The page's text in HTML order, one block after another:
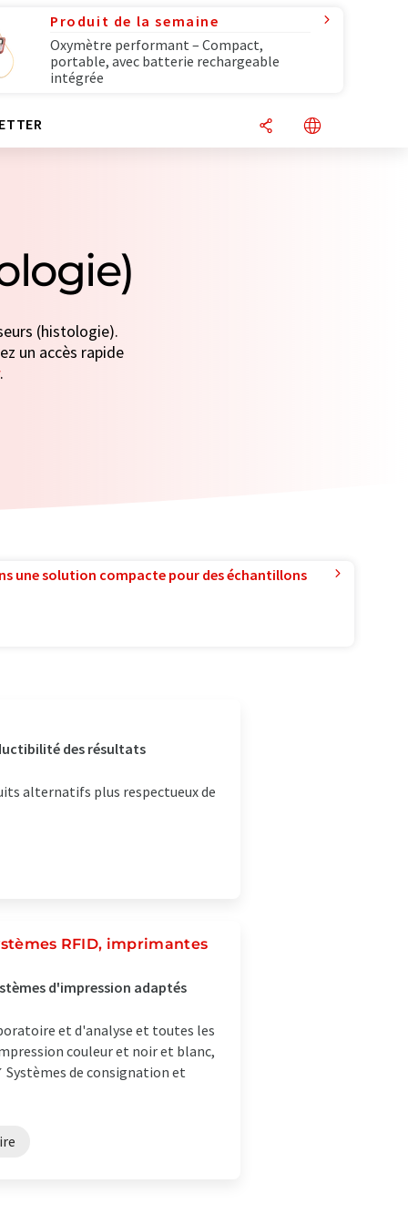
Produit de la semaine
Oxymètre performant – Compact,
portable, avec batterie rechargeable
intégrée
(histologie).
un accès rapide
.
une solution compacte pour des échantillons
des résultats
alternatifs plus respectueux de
RFID, imprimantes
d'impression adaptés
et d'analyse et toutes les
couleur et noir et blanc,
de consignation et